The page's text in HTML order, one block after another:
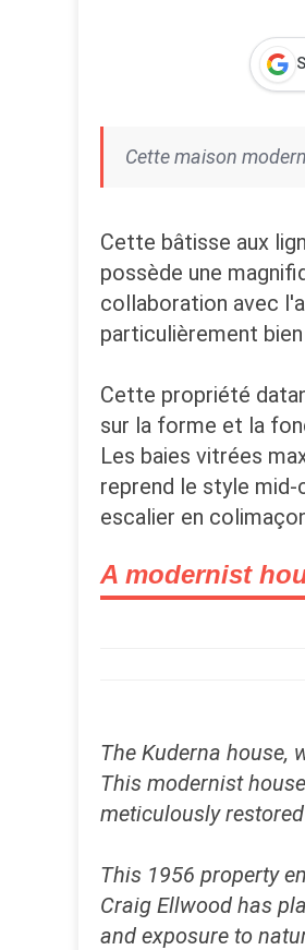
Cette maison
Cette bâtisse aux
possède une
collaboration avec
particulièrement
Cette propriété
sur la forme et la
Les baies vitrées
reprend le style
escalier en
A modernist
The Kuderna house,
This modernist
meticulously
This 1956 property
Craig Ellwood has
and exposure to